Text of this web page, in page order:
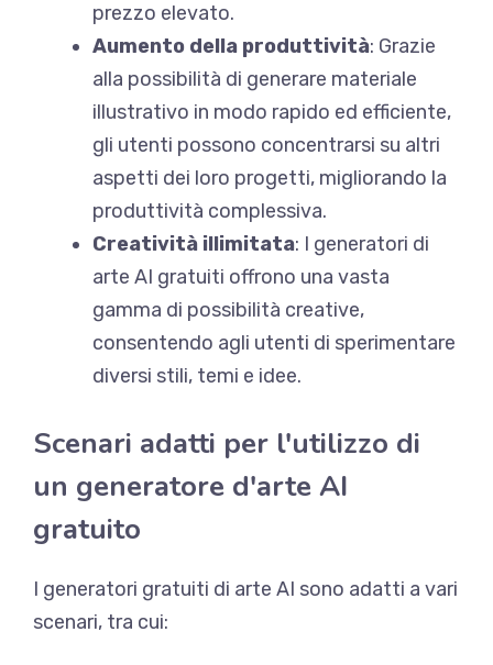
prezzo elevato.
Aumento della produttività: Grazie
alla possibilità di generare materiale
illustrativo in modo rapido ed efficiente,
gli utenti possono concentrarsi su altri
aspetti dei loro progetti, migliorando la
produttività complessiva.
Creatività illimitata: I generatori di
arte AI gratuiti offrono una vasta
gamma di possibilità creative,
consentendo agli utenti di sperimentare
diversi stili, temi e idee.
Scenari adatti per l'utilizzo di
un generatore d'arte AI
gratuito
I generatori gratuiti di arte AI sono adatti a vari
scenari, tra cui: